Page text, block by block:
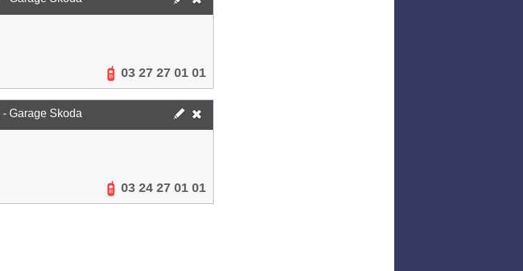
03 27 27 01 01
- Garage Skoda
03 24 27 01 01